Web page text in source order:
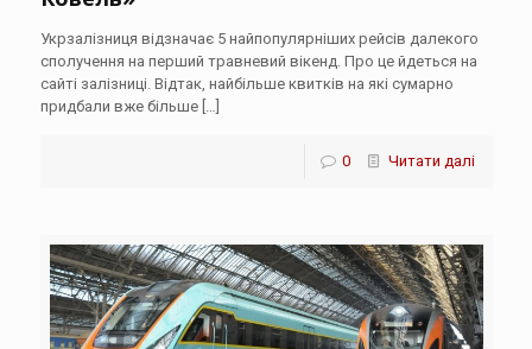
Укрзалізниця відзначає 5 найпопулярніших рейсів далекого
сполучення на перший травневий вікенд. Про це йдеться на
сайті залізниці. Відтак, найбільше квитків на які сумарно
придбали вже більше[…]
0 Читати далі